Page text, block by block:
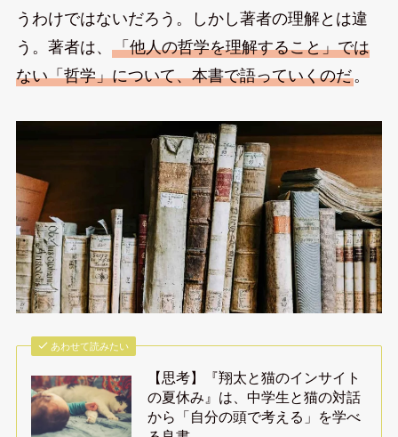
うわけではないだろう。しかし著者の理解とは違
う。著者は、 「他人の哲学を理解すること」では
ない「哲学」について、本書で語っていくのだ。
あわせて読みたい
【思考】『翔太と猫のインサイト
の夏休み』は、中学生と猫の対話
から「自分の頭で考える」を学べ